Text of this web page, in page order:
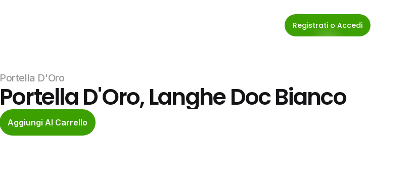
Registrati o Accedi
Portella D'Oro
Portella D'Oro, Langhe Doc Bianco
Aggiungi Al Carrello